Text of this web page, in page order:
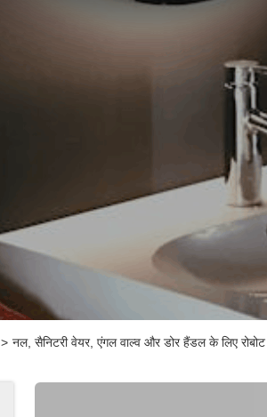
> नल, सैनिटरी वेयर, एंगल वाल्व और डोर हैंडल के लिए रोबोट